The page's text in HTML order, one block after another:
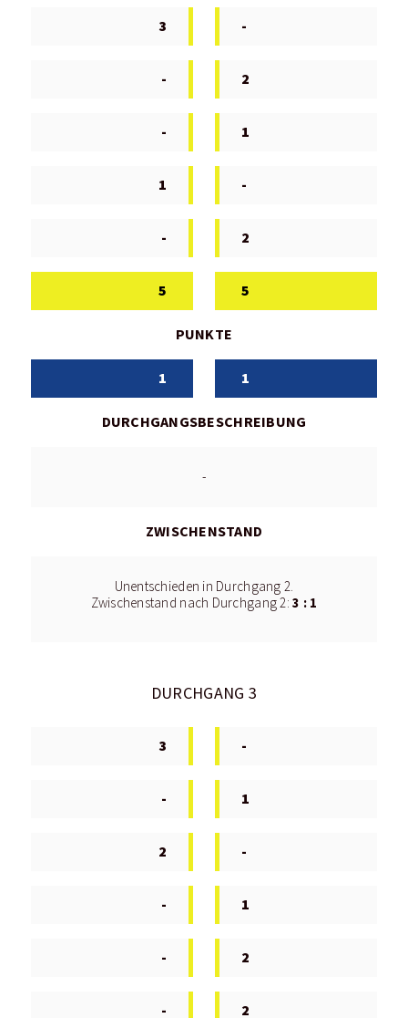
3 -
- 2
- 1
1 -
- 2
5 5
PUNKTE
1 1
DURCHGANGSBESCHREIBUNG
-
ZWISCHENSTAND
Unentschieden in Durchgang 2.
Zwischenstand nach Durchgang 2:3 : 1
DURCHGANG 3
3 -
- 1
2 -
- 1
- 2
- 2